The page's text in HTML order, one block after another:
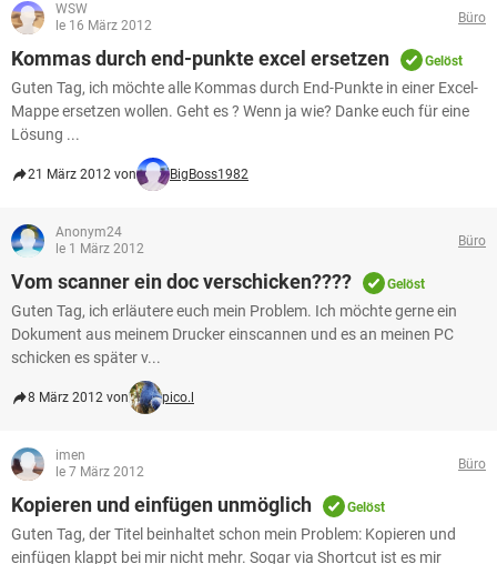
WSW
le 16 März 2012
Büro
Kommas durch end-punkte excel ersetzen Gelöst
Guten Tag, ich möchte alle Kommas durch End-Punkte in einer Excel-
Mappe ersetzen wollen. Geht es ? Wenn ja wie? Danke euch für eine
Lösung ...
21 März 2012 von BigBoss1982
Anonym24
le 1 März 2012
Büro
Vom scanner ein doc verschicken???? Gelöst
Guten Tag, ich erläutere euch mein Problem. Ich möchte gerne ein
Dokument aus meinem Drucker einscannen und es an meinen PC
schicken es später v...
8 März 2012 von pico.l
imen
le 7 März 2012
Büro
Kopieren und einfügen unmöglich Gelöst
Guten Tag, der Titel beinhaltet schon mein Problem: Kopieren und
einfügen klappt bei mir nicht mehr. Sogar via Shortcut ist es mir